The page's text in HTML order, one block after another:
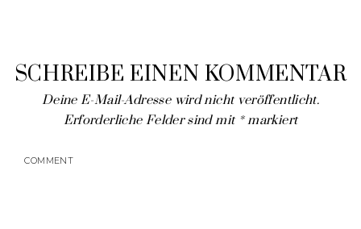
SCHREIBE EINEN KOMMENTAR
Deine E-Mail-Adresse wird nicht veröffentlicht.
Erforderliche Felder sind mit *markiert